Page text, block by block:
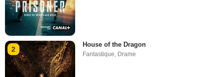
2
House of the Dragon
Fantastique, Drame